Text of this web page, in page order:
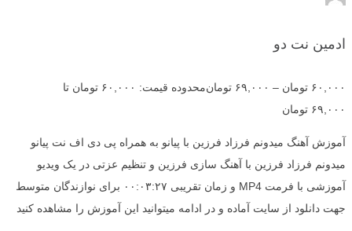
ادمین نت دو
۶۰,۰۰۰ تومان – ۶۹,۰۰۰ تومان
محدوده قیمت: ۶۰,۰۰۰ تومان تا
۶۹,۰۰۰ تومان
آموزش آهنگ میدونم فرزاد فرزین با پیانو به همراه پی دی اف نت پیانو
میدونم فرزاد فرزین با آهنگ سازی فرزین و تنظیم عزتی در یک ویدیو
آموزشی با فرمت MP4 و زمان تقریبی ۰۰:۰۳:۲۷ برای نوازندگان متوسط
جهت دانلود از سایت آماده و در ادامه میتوانید این آموزش را مشاهده کنید